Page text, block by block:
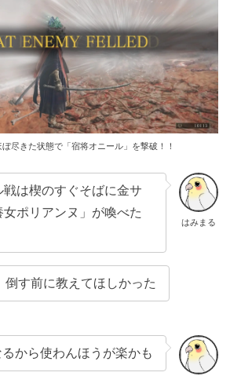
ぼ尽きた状態で「宿将オニール」を撃破！！
はみまる
は楔のすぐそばに金サ
ポリアンヌ」が喚べた
倒す前に教えてほしかった
から使わんほうが楽かも